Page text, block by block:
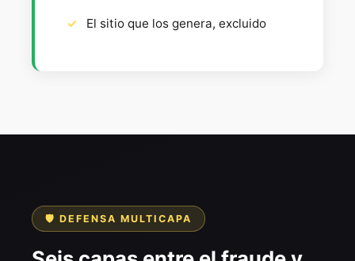
El sitio que los genera, excluido
🛡️ DEFENSA MULTICAPA